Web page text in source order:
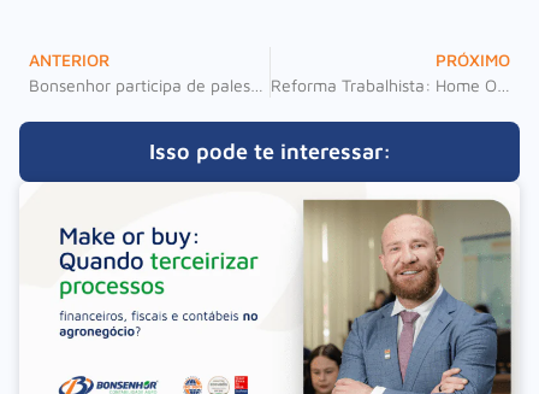
ANTERIOR
PRÓXIMO
Reforma Trabalhista: Home Office é legalizado.
Isso pode te interessar: